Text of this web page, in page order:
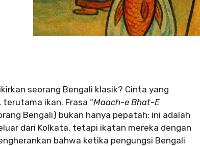
seorang Bengali klasik? Cinta yang
ikan. Frasa “Maach-e Bhat-E
Bengali) bukan hanya pepatah; ini adalah
dari Kolkata, tetapi ikatan mereka dengan
bahwa ketika pengungsi Bengali